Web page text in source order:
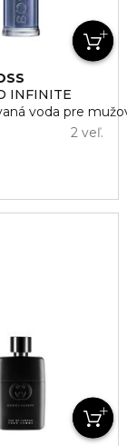
INFINITE
voda pre
2 veľ.